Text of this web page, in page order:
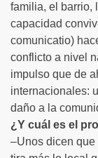
familia, el barrio,
capacidad
comunicatio)
conflicto a nivel
impulso que de
internacionales:
daño a la
¿Y cuál es el
–Unos dicen